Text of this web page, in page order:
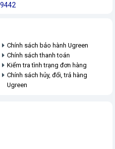
Chính sách bảo hành Ugreen
Chính sách thanh toán
Kiểm tra tình trạng đơn hàng
Chính sách hủy, đổi, trả hàng
Ugreen